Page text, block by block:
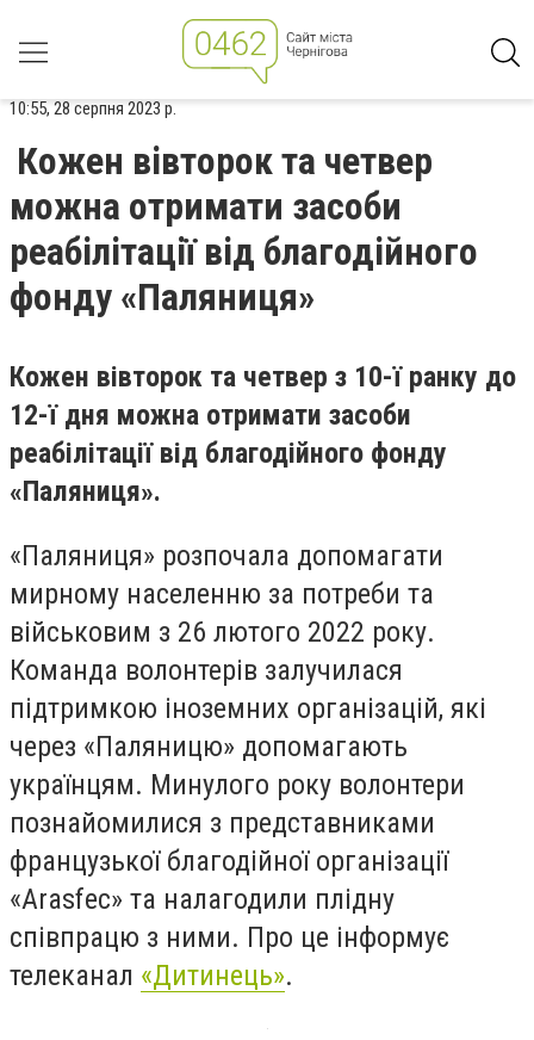
10:55, 28 серпня 2023 р.
Кожен вівторок та четвер
можна отримати засоби
реабілітації від благодійного
фонду «Паляниця»
Кожен вівторок та четвер з 10-ї ранку до
12-ї дня можна отримати засоби
реабілітації від благодійного фонду
«Паляниця».
«Паляниця» розпочала допомагати
мирному населенню за потреби та
військовим з 26 лютого 2022 року.
Команда волонтерів залучилася
підтримкою іноземних організацій, які
через «Паляницю» допомагають
українцям. Минулого року волонтери
познайомилися з представниками
французької благодійної організації
«Arasfec» та налагодили плідну
співпрацю з ними. Про це інформує
телеканал «Дитинець».